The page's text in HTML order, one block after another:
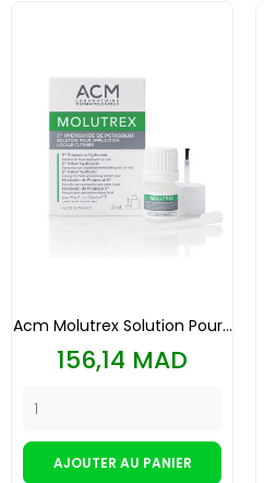
Acm Molutrex Solution Pour...
Prix
156,14 MAD
AJOUTER AU PANIER